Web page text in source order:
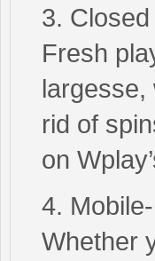
3.
Fresh
largesse,
rid of
on
4.
Whether